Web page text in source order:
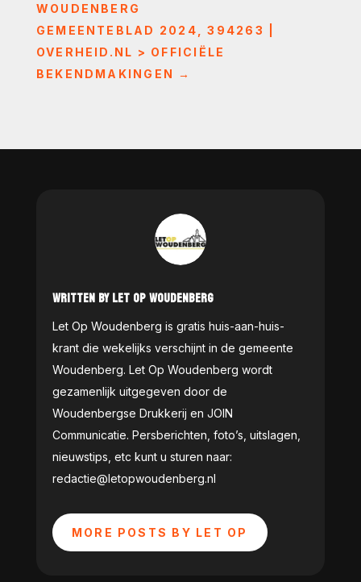
WOUDENBERG
GEMEENTEBLAD 2024, 394263 |
OVERHEID.NL > OFFICIËLE
BEKENDMAKINGEN →
WRITTEN BY LET OP WOUDENBERG
Let Op Woudenberg is gratis huis-aan-huis-
krant die wekelijks verschijnt in de gemeente
Woudenberg. Let Op Woudenberg wordt
gezamenlijk uitgegeven door de
Woudenbergse Drukkerij en JOIN
Communicatie. Persberichten, foto’s, uitslagen,
nieuwstips, etc kunt u sturen naar:
redactie@letopwoudenberg.nl
MORE POSTS BY LET OP